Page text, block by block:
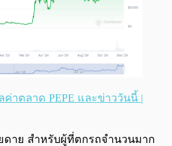
ค่าตลาด PEPE และข่าววันนี้ |
ดาย สำหรับผู้ที่ตกรถจำนวนมาก